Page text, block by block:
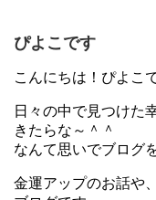
ぴよこです
こんにちは！ぴよこ
日々の中で見つけた
きたらな～＾＾
なんて思いでブログ
金運アップのお話や